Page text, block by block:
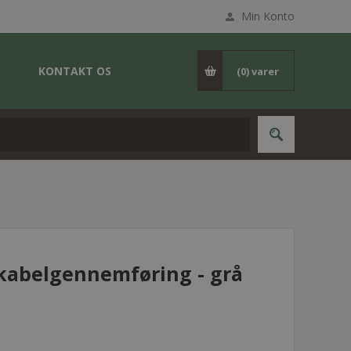
Min Konto
KONTAKT OS (0)varer
- grå